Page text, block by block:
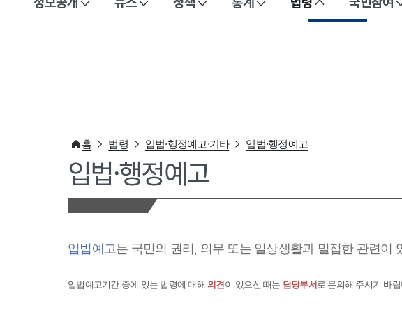
이 누리집은 대한민국 공식 전자정부 누리집입니다.
홈 법령 입법·행정예고·기타 입법·행정예고
입법·행정예고
입법예고는 국민의 권리, 의무 또는 일상생활과 밀접한 관련이
입법예고기간 중에 있는 법령에 대해 의견이 있으신 때는 담당부서 로 문의해 주시기 바랍